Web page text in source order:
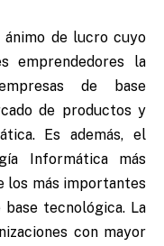
ánimo de lucro cuyo
emprendedores la
de base
de productos y
Es además, el
Informática más
los más importantes
tecnológica. La
con mayor